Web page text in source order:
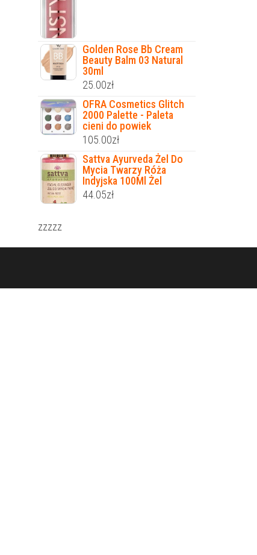
Golden Rose Bb Cream
Beauty Balm 03 Natural
30ml
25.00zł
OFRA Cosmetics Glitch
2000 Palette - Paleta
cieni do powiek
105.00zł
Sattva Ayurveda Żel Do
Mycia Twarzy Róża
Indyjska 100Ml Żel
44.05zł
zzzzz